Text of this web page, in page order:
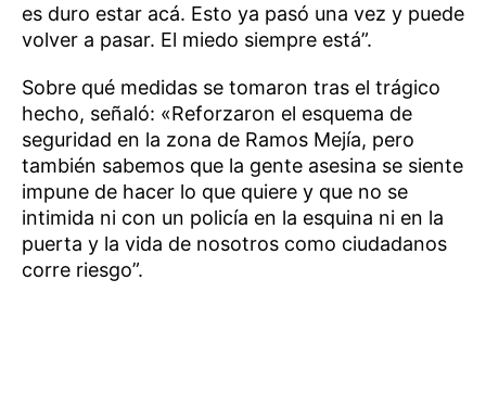
es duro estar acá. Esto ya pasó una vez y puede
volver a pasar. El miedo siempre está”.
Sobre qué medidas se tomaron tras el trágico
hecho, señaló: «Reforzaron el esquema de
seguridad en la zona de Ramos Mejía, pero
también sabemos que la gente asesina se siente
impune de hacer lo que quiere y que no se
intimida ni con un policía en la esquina ni en la
puerta y la vida de nosotros como ciudadanos
corre riesgo”.